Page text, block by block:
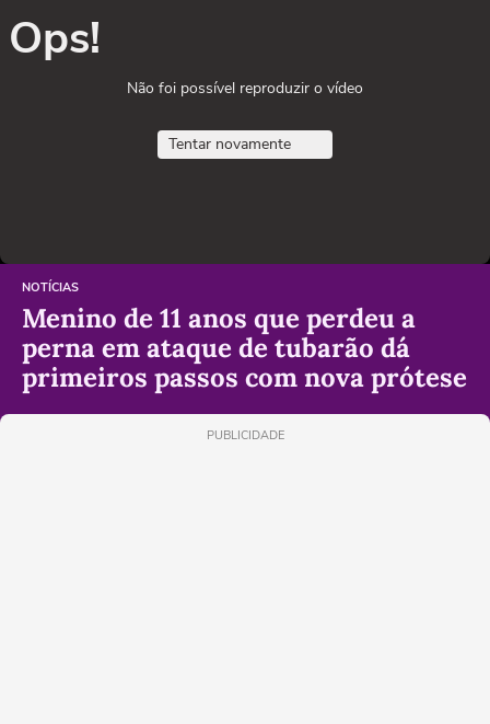
Ops!
Não foi possível reproduzir o vídeo
Tentar novamente
NOTÍCIAS
Menino de 11 anos que perdeu a
perna em ataque de tubarão dá
primeiros passos com nova prótese
PUBLICIDADE